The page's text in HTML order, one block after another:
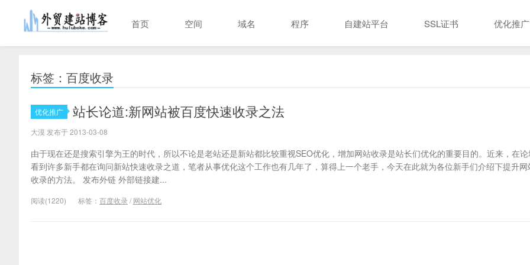
首页 空间 域名 程序 自建站平台 SSL证书 优化推广
标签：百度收录
优化推广 站长论道:新网站被百度快速收录之法
大漠 发布于 2013-03-08
由于现在还是搜索引擎为王的时代，所以不论是老站还是新站都比较重视SEO优化，增加网站收录是站长们优化的重要目的。近来，在
看到许多新手都在询问新站快速收录之道，笔者从事优化这个工作也有几年了，算得上一个老手，今天在此就为各位新手们介绍下提升网
收录的方法。 发布外链 外部链接建...
阅读(1220) 标签： 百度收录/ 网站优化